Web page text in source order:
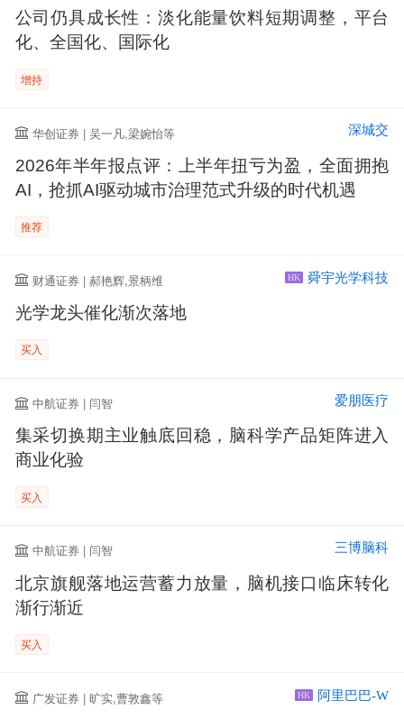
公司仍具成长性：淡化能量饮料短期调整，平台
化、全国化、国际化
增持
华创证券 | 吴一凡,梁婉怡等 深城交
2026年半年报点评：上半年扭亏为盈，全面拥抱
AI，抢抓AI驱动城市治理范式升级的时代机遇
推荐
财通证券 | 郝艳辉,景柄维 HK 舜宇光学科技
光学龙头催化渐次落地
买入
中航证券 | 闫智 爱朋医疗
集采切换期主业触底回稳，脑科学产品矩阵进入
商业化验
买入
中航证券 | 闫智 三博脑科
北京旗舰落地运营蓄力放量，脑机接口临床转化
渐行渐近
买入
广发证券 | 旷实,曹敦鑫等 HK 阿里巴巴-W